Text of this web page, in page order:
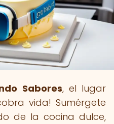
Sabores, el lugar
vida! Sumérgete
de la cocina dulce,